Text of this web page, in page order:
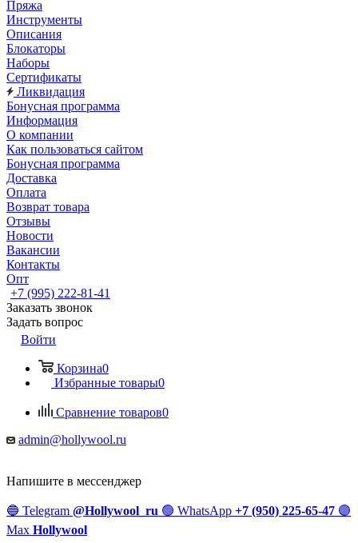
Пряжа
Инструменты
Описания
Блокаторы
Наборы
Сертификаты
Ликвидация
Бонусная программа
Информация
О компании
Как пользоваться сайтом
Бонусная программа
Доставка
Оплата
Возврат товара
Отзывы
Новости
Вакансии
Контакты
Опт
+7 (995) 222-81-41
Заказать звонок
Задать вопрос
Войти
Корзина0
Избранные товары0
Сравнение товаров0
admin@hollywool.ru
Напишите в мессенджер
🔵 Telegram @Hollywool_ru 🟢 WhatsApp +7 (950) 225-65-47 🟣
Max Hollywool